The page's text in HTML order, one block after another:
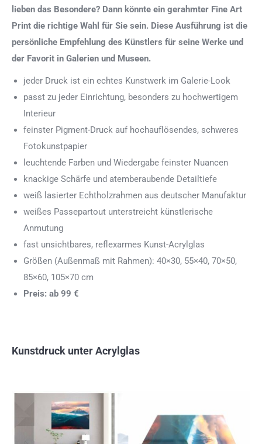
lieben das Besondere? Dann könnte ein gerahmter Fine Art
Print die richtige Wahl für Sie sein. Diese Ausführung ist die
persönliche Empfehlung des Künstlers für seine Werke und
der Favorit in Galerien und Museen.
jeder Druck ist ein echtes Kunstwerk im Galerie-Look
passt zu jeder Einrichtung, besonders zu hochwertigem
Interieur
feinster Pigment-Druck auf hochauflösendes, schweres
Fotokunstpapier
leuchtende Farben und Wiedergabe feinster Nuancen
knackige Schärfe und atemberaubende Detailtiefe
weiß lasierter Echtholzrahmen aus deutscher Manufaktur
weißes Passepartout unterstreicht künstlerische
Anmutung
fast unsichtbares, reflexarmes Kunst-Acrylglas
Größen (Außenmaß mit Rahmen): 40×30, 55×40, 70×50,
85×60, 105×70 cm
Preis: ab 99 €
Kunstdruck unter Acrylglas